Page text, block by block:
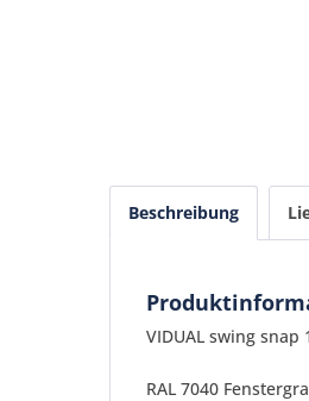
Beschreibung
VIDUAL swing
RAL 7040